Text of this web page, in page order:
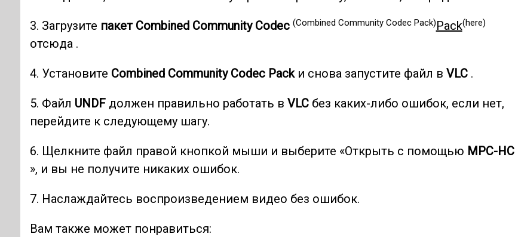
3. Загрузите пакет Combined Community Codec (Combined Community Codec Pack)Pack(here)
отсюда .
4. Установите Combined Community Codec Packи снова запустите файл в VLC.
5. Файл UNDFдолжен правильно работать в VLCбез каких-либо ошибок, если нет,
перейдите к следующему шагу.
6. Щелкните файл правой кнопкой мыши и выберите «Открыть с помощью MPC-HC
», и вы не получите никаких ошибок.
7. Наслаждайтесь воспроизведением видео без ошибок.
Вам также может понравиться: